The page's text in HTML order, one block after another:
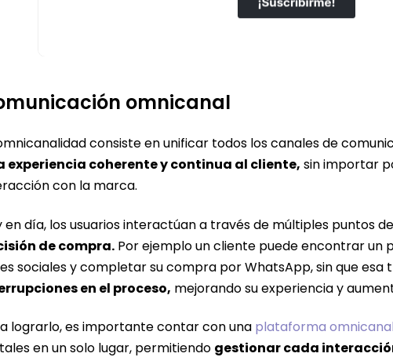
omnicanal
consiste en unificar todos los canales de
experiencia coherente y continua al cliente, sin importar
con la marca.
en día, los usuarios interactúan a través de múltiples puntos
de compra. Por ejemplo un cliente puede encontrar un
sociales y completar su compra por WhatsApp, sin que esa
en el proceso, mejorando su experiencia y
lograrlo, es importante contar con una plataforma omnicanal
en un solo lugar, permitiendo gestionar cada